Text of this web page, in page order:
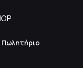
Πωλητήριο